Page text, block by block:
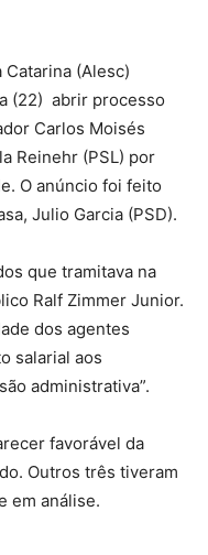
Catarina (Alesc)
(22) abrir processo
Carlos Moisés
Reinehr (PSL) por
O anúncio foi feito
Julio Garcia (PSD).
que tramitava na
Ralf Zimmer Junior.
dos agentes
salarial aos
administrativa”.
favorável da
Outros três tiveram
em análise.